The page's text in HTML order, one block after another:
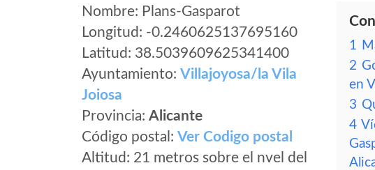
Nombre: Plans-Gasparot
Longitud: -0.2460625137695160
Latitud: 38.5039609625341400
Ayuntamiento: Villajoyosa/la Vila
Joiosa
Provincia: Alicante
Código postal: Ver Codigo postal
Altitud: 21 metros sobre el nvel del
1
2
en
3
4